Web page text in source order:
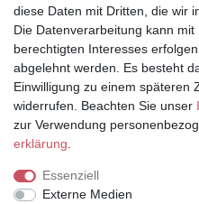
diese Daten mit Dritten, die wir
Die Datenverarbeitung kann
berechtigten Interesses
abgelehnt werden. Es besteht
Einwilligung zu einem späteren
widerrufen. Beachten Sie unser
zur Verwendung
erklärung
Essenziell
Externe Medien